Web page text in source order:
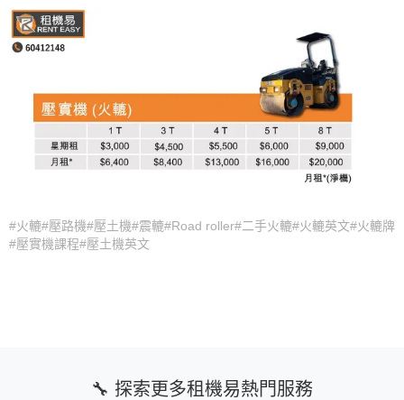
#火轆#壓路機#壓土機#震轆#Road roller#二手火轆#火轆英文#火轆牌
#壓實機課程#壓土機英文
🔧 探索更多租機易熱門服務